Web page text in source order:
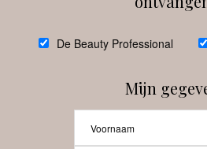
De Beauty Professional
Mijn